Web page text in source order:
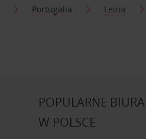
Portugalia Leiria
POPULARNE
W POLSCE